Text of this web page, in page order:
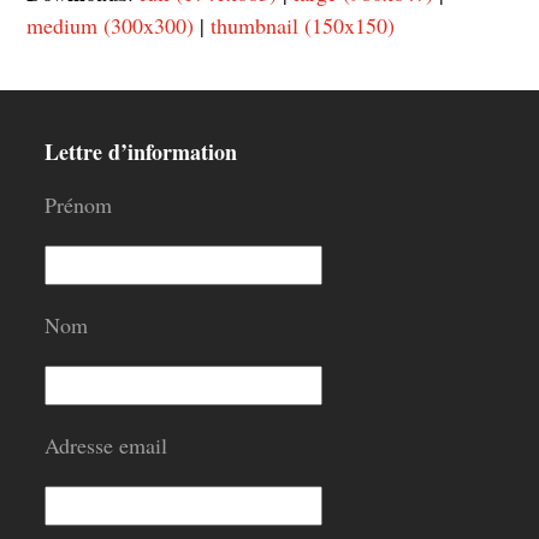
medium (300x300) |thumbnail (150x150)
Lettre d’information
Prénom
Nom
Adresse email